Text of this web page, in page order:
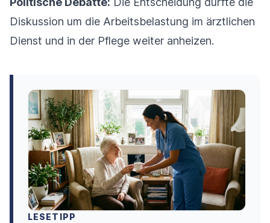
Diskussion um die Arbeitsbelastung im ärztlichen
Dienst und in der Pflege weiter anheizen.
LESETIPP